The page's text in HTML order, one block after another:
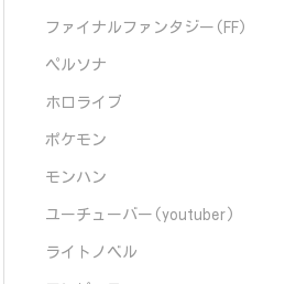
ファイナルファンタジー(FF)
ペルソナ
ホロライブ
ポケモン
モンハン
ユーチューバー(youtuber)
ライトノベル